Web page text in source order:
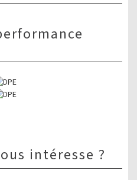
intéresse ?